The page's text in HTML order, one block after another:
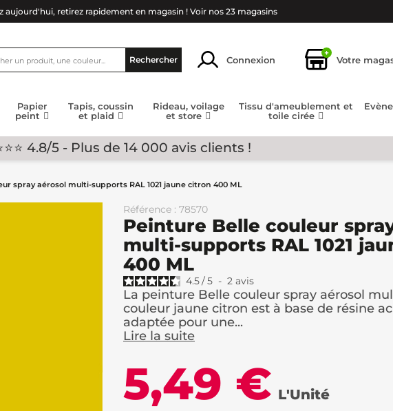
aujourd'hui, retirez rapidement en magasin ! Voir nos 23 magasins
Rechercher Connexion
+
Votre
Papier
peint
Tapis, coussin
et plaid
Rideau, voilage
et store
Tissu d'ameublement et
toile cirée
4.8/5 - Plus de 14 000 avis clients !
spray aérosol multi-supports RAL 1021 jaune citron 400 ML
Référence : 78570
Peinture Belle couleur
multi-supports RAL 1021
400 ML
4.5/5 - 2 avis
La peinture Belle couleur spray aérosol
couleur jaune citron est à base de résine
adaptée pour une...
Lire la suite
5,49 € L'Unité